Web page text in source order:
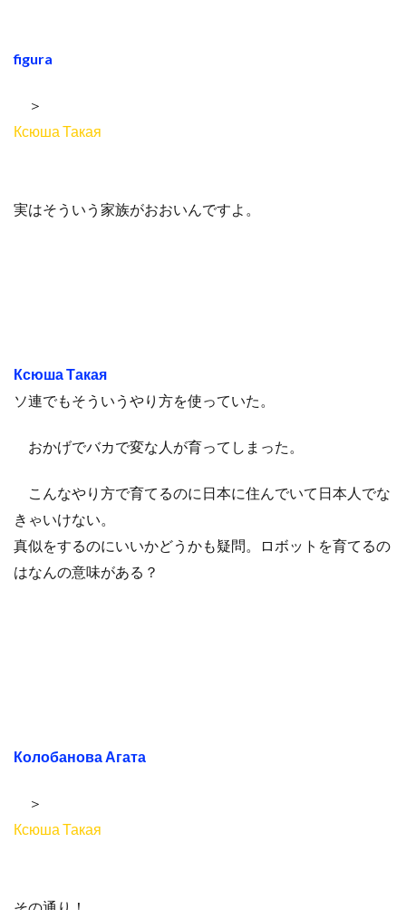
figura
＞
Ксюша Такая
実はそういう家族がおおいんですよ。
Ксюша Такая
ソ連でもそういうやり方を使っていた。
おかげでバカで変な人が育ってしまった。
こんなやり方で育てるのに日本に住んでいて日本人でな
きゃいけない。
真似をするのにいいかどうかも疑問。ロボットを育てるの
はなんの意味がある？
Колобанова Агата
＞
Ксюша Такая